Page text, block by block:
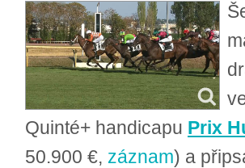
Quinté+ handicapu Prix
50.900 €, záznam) a